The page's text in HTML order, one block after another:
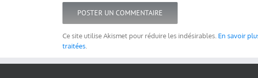
Ce site utilise Akismet pour réduire les indésirables. En savoir
traitées